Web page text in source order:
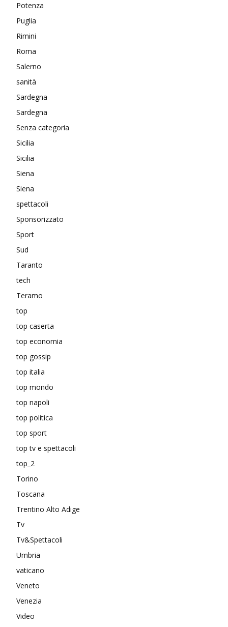
Potenza
Puglia
Rimini
Roma
Salerno
sanità
Sardegna
Sardegna
Senza categoria
Sicilia
Sicilia
Siena
Siena
spettacoli
Sponsorizzato
Sport
Sud
Taranto
tech
Teramo
top
top caserta
top economia
top gossip
top italia
top mondo
top napoli
top politica
top sport
top tv e spettacoli
top_2
Torino
Toscana
Trentino Alto Adige
Tv
Tv&Spettacoli
Umbria
vaticano
Veneto
Venezia
Video